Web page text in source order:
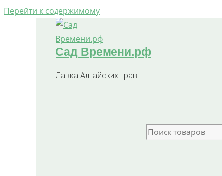
Перейти к содержимому
Сад Времени.рф
Лавка Алтайских трав